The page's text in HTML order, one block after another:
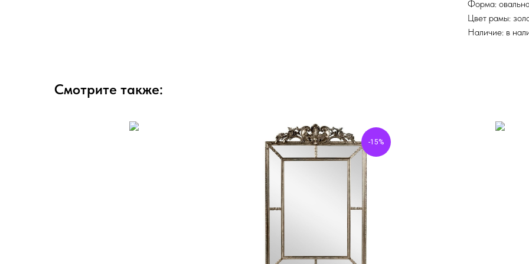
Форма:
Цвет рамы:
Наличие: в
Смотрите также:
-15%